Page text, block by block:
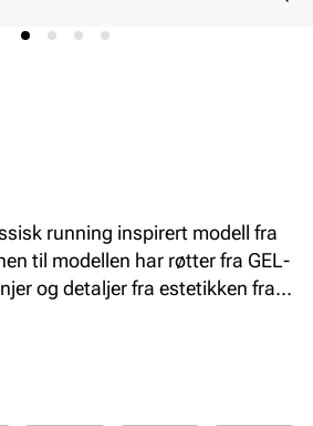
running inspirert modell fra
til modellen har røtter fra GEL-
og detaljer fra estetikken fra
Gel-teknologi i hælen og
dagen.